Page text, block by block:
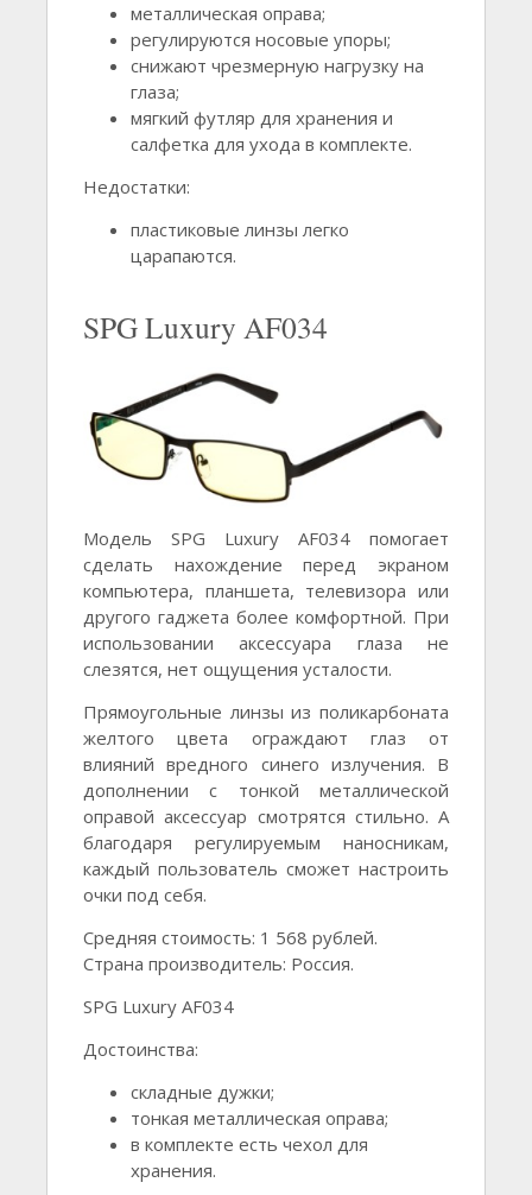
металлическая оправа;
регулируются носовые упоры;
снижают чрезмерную нагрузку на
глаза;
мягкий футляр для хранения и
салфетка для ухода в комплекте.
Недостатки:
пластиковые линзы легко
царапаются.
SPG Luxury AF034
Модель SPG Luxury AF034 помогает
сделать нахождение перед экраном
компьютера, планшета, телевизора или
другого гаджета более комфортной. При
использовании аксессуара глаза не
слезятся, нет ощущения усталости.
Прямоугольные линзы из поликарбоната
желтого цвета ограждают глаз от
влияний вредного синего излучения. В
дополнении с тонкой металлической
оправой аксессуар смотрятся стильно. А
благодаря регулируемым наносникам,
каждый пользователь сможет настроить
очки под себя.
Средняя стоимость: 1 568 рублей.
Страна производитель: Россия.
SPG Luxury AF034
Достоинства:
складные дужки;
тонкая металлическая оправа;
в комплекте есть чехол для
хранения.